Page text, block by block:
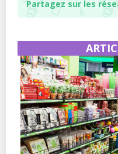
Partagez sur les